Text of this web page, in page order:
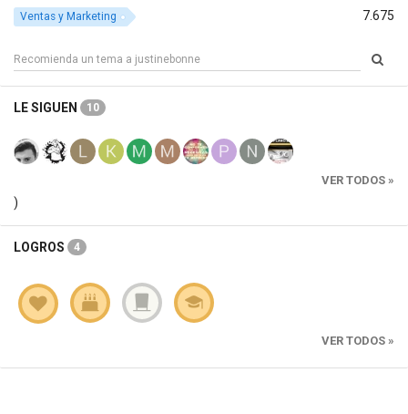
7.675
Ventas y Marketing
LE SIGUEN 10
VER TODOS »
)
LOGROS 4
VER TODOS »